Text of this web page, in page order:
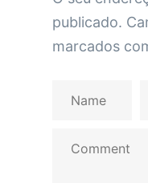
publicado.
marcados